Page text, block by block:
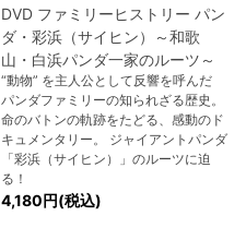
DVD ファミリーヒストリー パン
ダ・彩浜（サイヒン）～和歌
山・白浜パンダ一家のルーツ～
“動物” を主人公として反響を呼んだ
パンダファミリーの知られざる歴史。
命のバトンの軌跡をたどる、感動のド
キュメンタリー。 ジャイアントパンダ
「彩浜（サイヒン）」のルーツに迫
る！
4,180円(税込)